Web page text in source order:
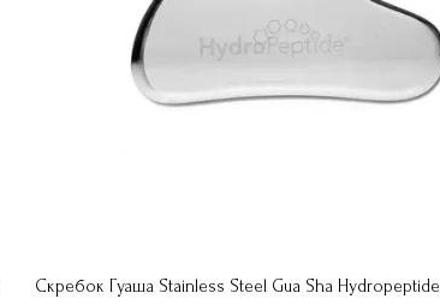
Скребок Гуаша Stainless Steel Gua Sha Hydropeptide